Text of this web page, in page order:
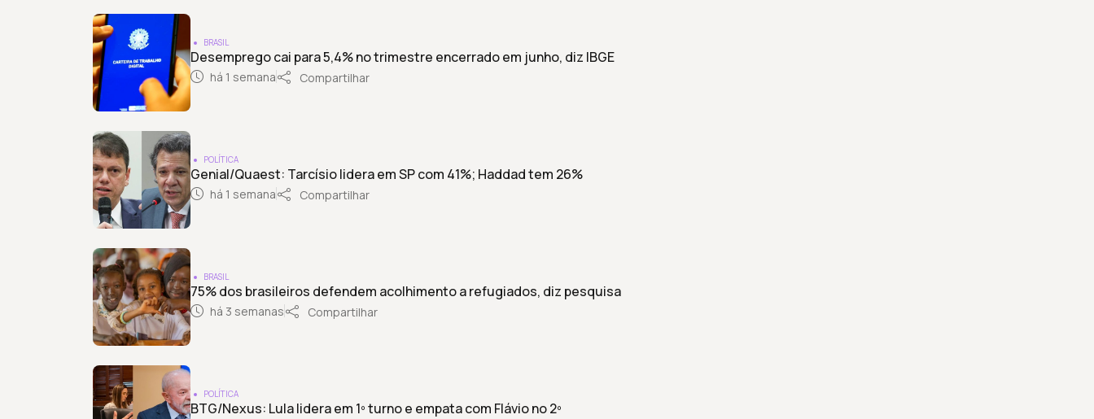
BRASIL
Desemprego cai para 5,4% no trimestre encerrado em junho, diz IBGE
há 1 semana Compartilhar
POLÍTICA
Genial/Quaest: Tarcísio lidera em SP com 41%; Haddad tem 26%
há 1 semana Compartilhar
BRASIL
75% dos brasileiros defendem acolhimento a refugiados, diz pesquisa
há 3 semanas Compartilhar
POLÍTICA
BTG/Nexus: Lula lidera em 1º turno e empata com Flávio no 2º